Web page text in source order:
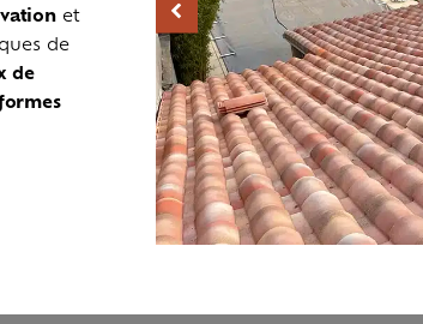
Réparation toiture Zinguerie
et
de
de